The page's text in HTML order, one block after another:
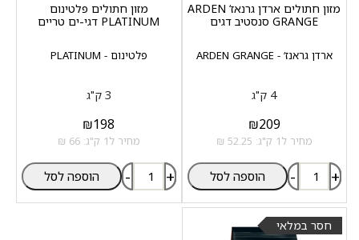
ארדן גראנז‘ - ARDEN GRANGE
מזון חתולים ארדן גרנאז‘ ARDEN
GRANGE סנסטיב דגים
4 ק"ג
₪209
מחיר ל1 ק"ג: 52.25 ₪
- + הוספה לסל
פלטינום - PLATINUM
מזון חתולים פלטינום
PLATINUM דגי-ים טריים
3 ק"ג
₪198
מחיר ל1 ק"ג: 66 ₪
- + הוספה לסל
חסר במלאי